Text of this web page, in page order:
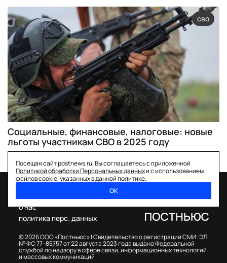
сво
Социальные, финансовые, налоговые: новые
льготы участникам СВО в 2025 году
Посещая сайт postnews.ru, Вы соглашаетесь с приложенной
Политикой обработки Персональных данныхи с использованием
файлов cookie, указанных в данной политике.
ОК
© 2026 ООО «Постньюс» |Свидетельство о регистрации СМИ: ЭЛ
№ ФС 77–85757 от 22 августа 2023 года выдано Федеральной
службой по надзору в сфере связи, информационных технологий
и массовых коммуникаций
о нас
политика перс. данных